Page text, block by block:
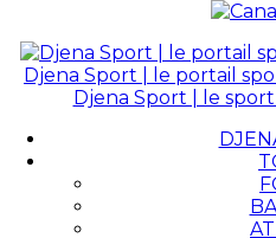
Djena Sport | le portail
Djena Sport | le